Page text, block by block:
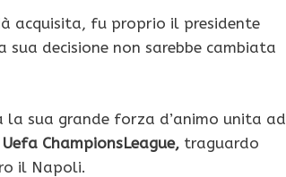
acquisita, fu proprio il presidente
sua decisione non sarebbe cambiata
la sua grande forza d’animo unita ad
Uefa ChampionsLeague, traguardo
il Napoli.